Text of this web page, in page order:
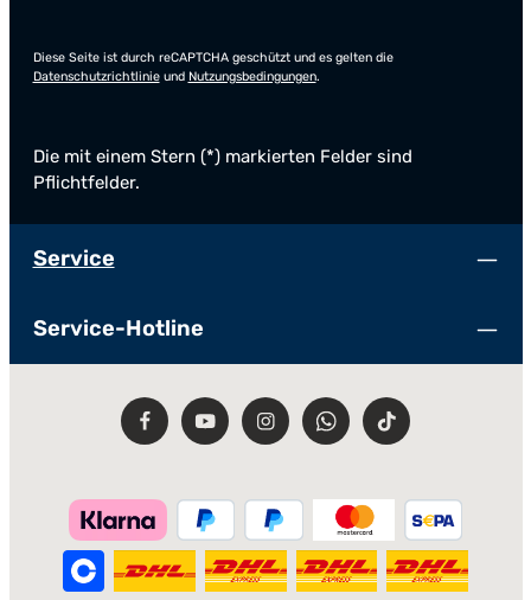
Diese Seite ist durch reCAPTCHA geschützt und es gelten die
Datenschutzrichtlinieund Nutzungsbedingungen.
Die mit einem Stern (*) markierten Felder sind
Pflichtfelder.
Service
Service-Hotline